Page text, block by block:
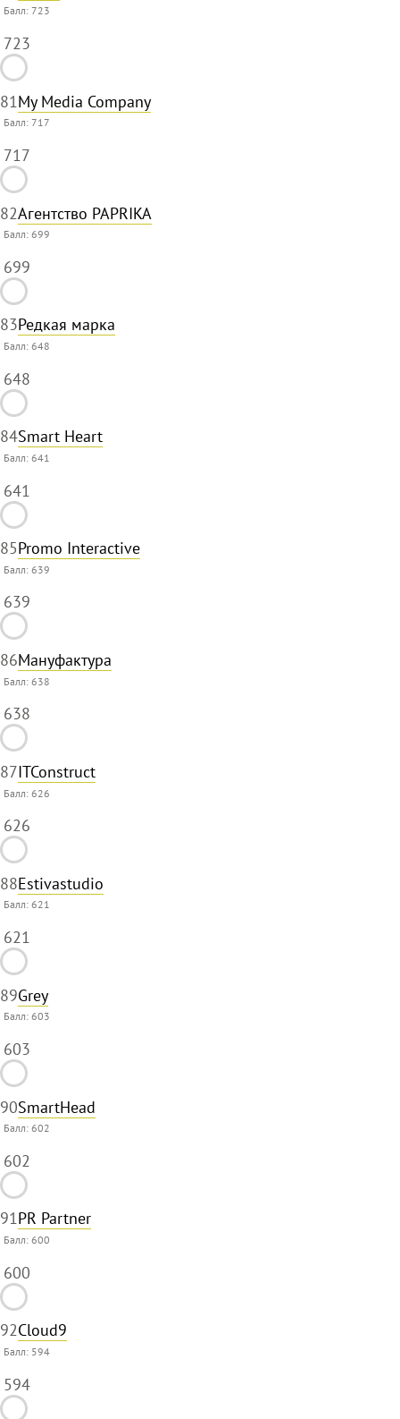
Балл:723
723
81My Media Company
Балл:717
717
82Агентство PAPRIKA
Балл:699
699
83Редкая марка
Балл:648
648
84Smart Heart
Балл:641
641
85Promo Interactive
Балл:639
639
86Мануфактура
Балл:638
638
87ITConstruct
Балл:626
626
88Estivastudio
Балл:621
621
89Grey
Балл:603
603
90SmartHead
Балл:602
602
91PR Partner
Балл:600
600
92Cloud9
Балл: 594
594